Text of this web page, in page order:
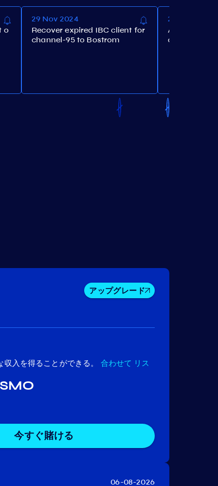
o
29 Nov 2024
Recover expired IBC client for
channel-95 to Bostrom
28 Nov 2024
Alloyed
atic limit to
アップグレード
入を得ることができる。 合わせて リス
今すぐ賭ける
06-08-2026